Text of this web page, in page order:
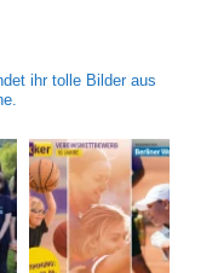
ihr tolle Bilder aus